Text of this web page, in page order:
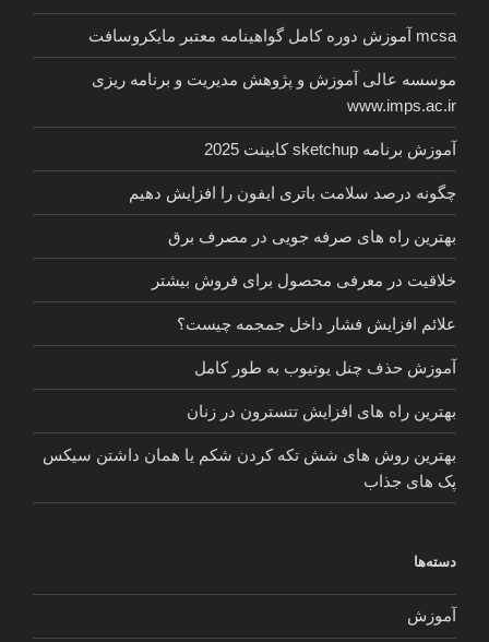
mcsa آموزش دوره کامل گواهینامه معتبر مایکروسافت
موسسه عالی آموزش و پژوهش مدیریت و برنامه ریزی
www.imps.ac.ir
آموزش برنامه sketchup کابینت 2025
چگونه درصد سلامت باتری ایفون را افزایش دهیم
بهترین راه های صرفه جویی در مصرف برق
خلاقیت در معرفی محصول برای فروش بیشتر
علائم افزایش فشار داخل جمجمه چیست؟
آموزش حذف چنل یوتیوب به طور کامل
بهترین راه های افزایش تتسترون در زنان
بهترین روش های شش تکه کردن شکم یا همان داشتن سیکس
پک های جذاب
دسته‌ها
آموزش